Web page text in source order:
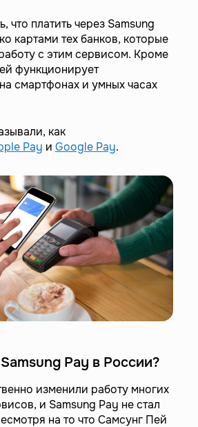
что платить через Samsung
картами тех банков, которые
с этим сервисом. Кроме
функционирует
смартфонах и умных часах
как
Pay и Google Pay.
Pay в России?
изменили работу многих
и Samsung Pay не стал
на то что Самсунг Пей